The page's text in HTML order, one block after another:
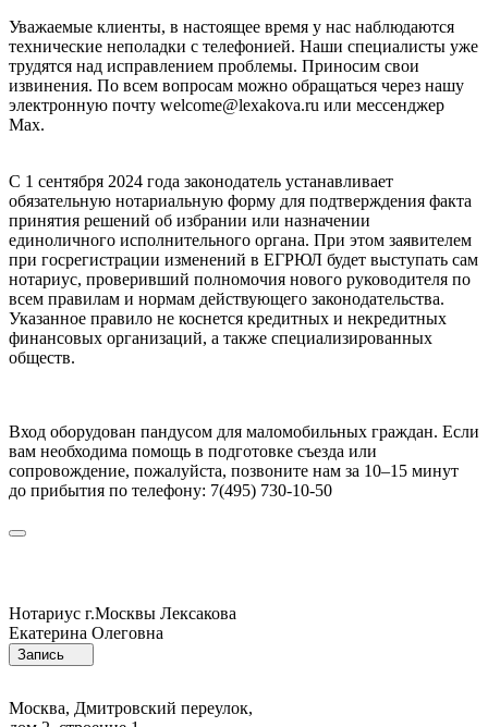
Уважаемые клиенты, в настоящее время у нас наблюдаются
технические неполадки с телефонией. Наши специалисты уже
трудятся над исправлением проблемы. Приносим свои
извинения. По всем вопросам можно обращаться через нашу
электронную почту welcome@lexakova.ru или мессенджер
Max.
С 1 сентября 2024 года законодатель устанавливает
обязательную нотариальную форму для подтверждения факта
принятия решений об избрании или назначении
единоличного исполнительного органа. При этом заявителем
при госрегистрации изменений в ЕГРЮЛ будет выступать сам
нотариус, проверивший полномочия нового руководителя по
всем правилам и нормам действующего законодательства.
Указанное правило не коснется кредитных и некредитных
финансовых организаций, а также специализированных
обществ.
Вход оборудован пандусом для маломобильных граждан. Если
вам необходима помощь в подготовке съезда или
сопровождение, пожалуйста, позвоните нам за 10–15 минут
до прибытия по телефону: 7(495) 730-10-50
Нотариус г.Москвы Лексакова
Екатерина Олеговна
Запись
Москва, Дмитровский переулок,